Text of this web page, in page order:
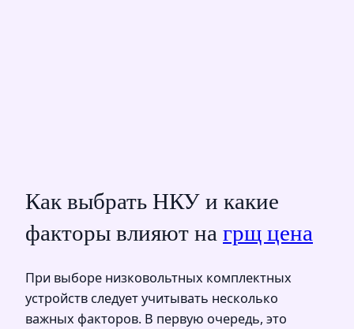
Как выбрать НКУ и какие
факторы влияют на грщ цена
При выборе низковольтных комплектных
устройств следует учитывать несколько
важных факторов. В первую очередь, это